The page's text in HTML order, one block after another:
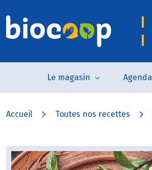
Le magasin Agenda
Accueil Toutes nos recettes